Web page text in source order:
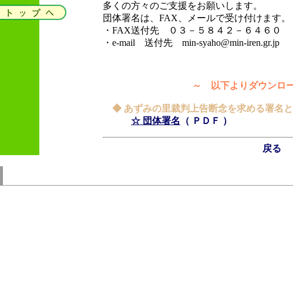
多くの方々のご支援をお願いします。
団体署名は、FAX、メールで受け付けます。
・FAX送付先 ０３－５８４２－６４６０
・e-mail 送付先 min-syaho@min-iren.gr.jp
～ 以下よりダウンロ
◆ あずみの里裁判上告断念を求める署名
☆ 団体署名
（ ＰＤＦ ）
戻る